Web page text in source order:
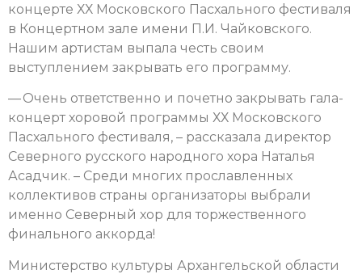
концерте ХХ Московского Пасхального фестиваля
в Концертном зале имени П.И. Чайковского.
Нашим артистам выпала честь своим
выступлением закрывать его программу.
— Очень ответственно и почетно закрывать гала-
концерт хоровой программы ХХ Московского
Пасхального фестиваля, – рассказала директор
Северного русского народного хора Наталья
Асадчик. – Среди многих прославленных
коллективов страны организаторы выбрали
именно Северный хор для торжественного
финального аккорда!
Министерство культуры Архангельской области